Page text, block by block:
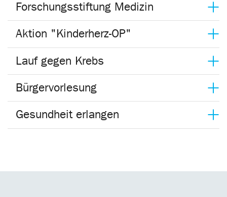
Forschungsstiftung Medizin
Aktion "Kinderherz-OP"
Lauf gegen Krebs
Bürgervorlesung
Gesundheit erlangen